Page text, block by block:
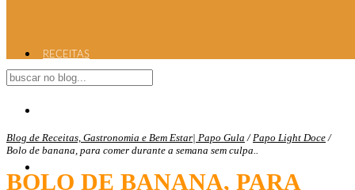
RECEITAS
Blog de Receitas, Gastronomia e Bem Estar| Papo Gula /Papo Light Doce/
Bolo de banana, para comer durante a semana sem culpa..
BOLO DE BANANA, PARA